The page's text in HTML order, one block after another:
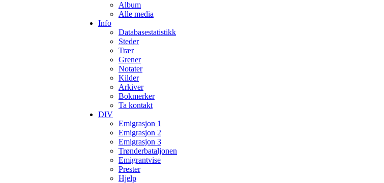
Album
Alle media
Info
Databasestatistikk
Steder
Trær
Grener
Notater
Kilder
Arkiver
Bokmerker
Ta kontakt
DIV
Emigrasjon 1
Emigrasjon 2
Emigrasjon 3
Trønderbataljonen
Emigrantvise
Prester
Hjelp